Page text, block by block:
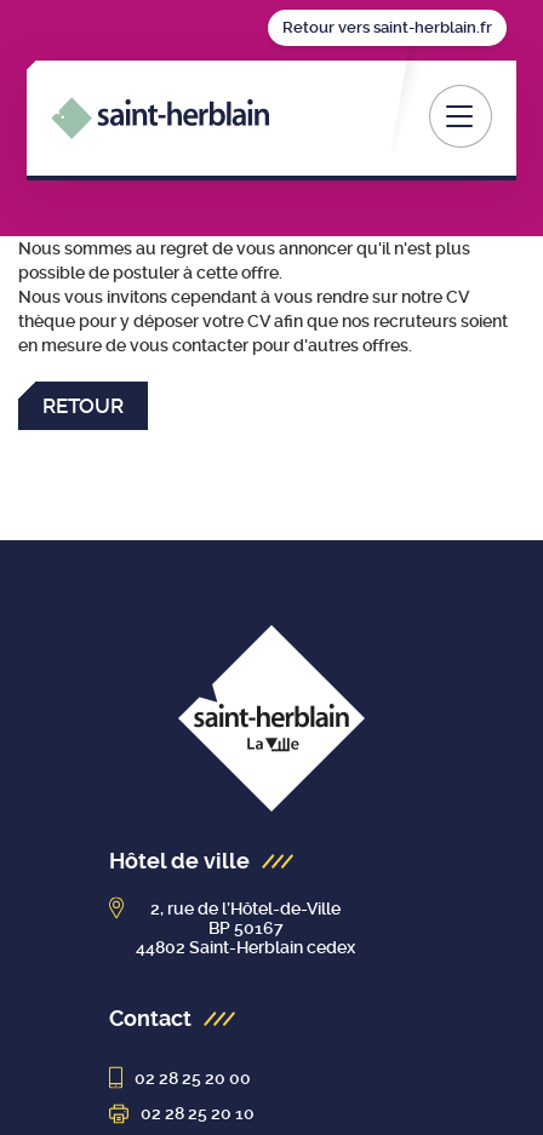
Retour vers saint-herblain.fr
Toggle
Nous sommes au regret de vous annoncer qu'il n'est plus
possible de postuler à cette offre.
Nous vous invitons cependant à vous rendre sur notre CV
thèque pour y déposer votre CV afin que nos recruteurs soient
en mesure de vous contacter pour d'autres offres.
RETOUR
Hôtel de ville
2, rue de l’Hôtel-de-Ville
BP 50167
44802 Saint-Herblain cedex
Contact
02 28 25 20 00
02 28 25 20 10